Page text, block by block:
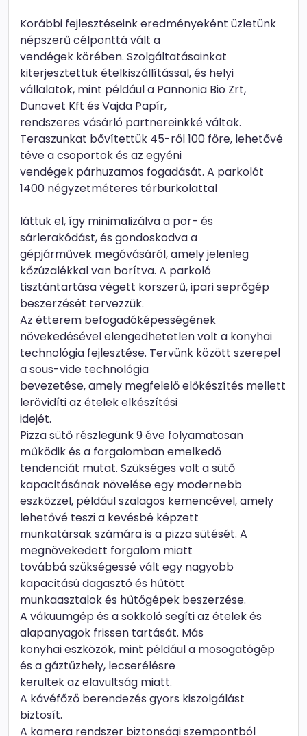
Korábbi fejlesztéseink eredményeként üzletünk
népszerű célponttá vált a
vendégek körében. Szolgáltatásainkat
kiterjesztettük ételkiszállítással, és helyi
vállalatok, mint például a Pannonia Bio Zrt,
Dunavet Kft és Vajda Papír,
rendszeres vásárló partnereinkké váltak.
Teraszunkat bővítettük 45-ről 100 főre, lehetővé
téve a csoportok és az egyéni
vendégek párhuzamos fogadását. A parkolót
1400 négyzetméteres térburkolattal
láttuk el, így minimalizálva a por- és
sárlerakódást, és gondoskodva a
gépjárművek megóvásáról, amely jelenleg
kőzúzalékkal van borítva. A parkoló
tisztántartása végett korszerű, ipari seprőgép
beszerzését tervezzük.
Az étterem befogadóképességének
növekedésével elengedhetetlen volt a konyhai
technológia fejlesztése. Tervünk között szerepel
a sous-vide technológia
bevezetése, amely megfelelő előkészítés mellett
lerövidíti az ételek elkészítési
idejét.
Pizza sütő részlegünk 9 éve folyamatosan
működik és a forgalomban emelkedő
tendenciát mutat. Szükséges volt a sütő
kapacitásának növelése egy modernebb
eszközzel, például szalagos kemencével, amely
lehetővé teszi a kevésbé képzett
munkatársak számára is a pizza sütését. A
megnövekedett forgalom miatt
továbbá szükségessé vált egy nagyobb
kapacitású dagasztó és hűtött
munkaasztalok és hűtőgépek beszerzése.
A vákuumgép és a sokkoló segíti az ételek és
alapanyagok frissen tartását. Más
konyhai eszközök, mint például a mosogatógép
és a gáztűzhely, lecserélésre
kerültek az elavultság miatt.
A kávéfőző berendezés gyors kiszolgálást
biztosít.
A kamera rendszer biztonsági szempontból